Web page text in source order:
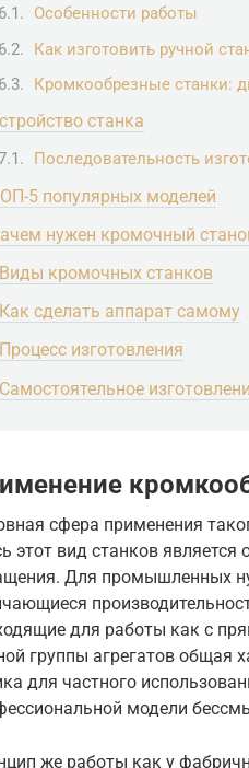
Особенности работы
Как изготовить ручной
Кромкообрезные станки:
станка
Последовательность
5 популярных моделей
нужен кромочный
Виды кромочных станков
Как сделать аппарат самому
Процесс изготовления
Самостоятельное
сфера применения
этот вид станков
Для промышленных
для работы как с
группы агрегатов общая
для частного
модели
же работы как у